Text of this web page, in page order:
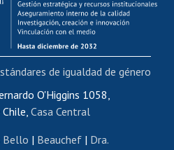
os
de capacitación
del personal
interna
de renta
renta honorarios
O'Higgins 1058,
Casa Central
Bello | Beauchef| Dra.
de igualdad de género